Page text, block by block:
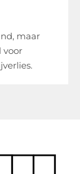
maar
voor